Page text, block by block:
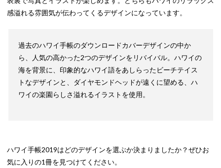
感溢れる雰囲気が伝わってくるデザインになっています。
過去のハワイ手帳のダウンロードカバーデザインの中か
ら、人気の高かった2つのデザインをリバイバル。ハワイの
海を背景に、印象的なハワイ語をあしらったビーチテイス
トなデザインと、ダイヤモンドヘッドが遠くに望める、ハ
ワイの楽園らしさ溢れるイラストを使用。
ハワイ手帳2019はどのデザインを選ぶか決まりましたか？ぜひお
気に入りの1冊を見つけてください。